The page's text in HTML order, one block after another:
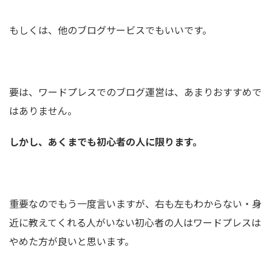
もしくは、他のブログサービスでもいいです。
要は、ワードプレスでのブログ運営は、あまりおすすめで
はありません。
しかし、あくまでも初心者の人に限ります。
重要なのでもう一度言いますが、右も左もわからない・身
近に教えてくれる人がいない初心者の人はワードプレスは
やめた方が良いと思います。